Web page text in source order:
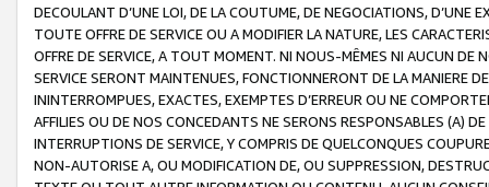
DECOULANT D’UNE LOI, DE LA COUTUME, DE NEGOCIATIONS, D’UNE
TOUTE OFFRE DE SERVICE OU A MODIFIER LA NATURE, LES
OFFRE DE SERVICE, A TOUT MOMENT. NI NOUS-MÊMES NI AUCUN DE
SERVICE SERONT MAINTENUES, FONCTIONNERONT DE LA MANIERE
ININTERROMPUES, EXACTES, EXEMPTES D’ERREUR OU NE
AFFILIES OU DE NOS CONCEDANTS NE SERONS RESPONSABLES (A)
INTERRUPTIONS DE SERVICE, Y COMPRIS DE QUELCONQUES
NON-AUTORISE A, OU MODIFICATION DE, OU SUPPRESSION,